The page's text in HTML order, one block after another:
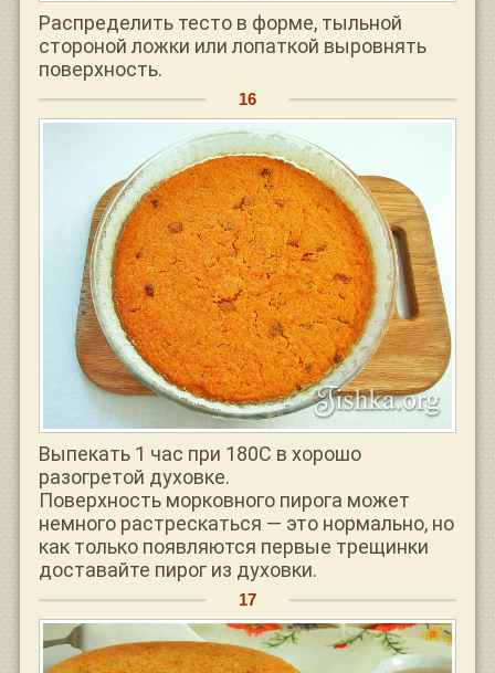
Распределить тесто в форме, тыльной
стороной ложки или лопаткой выровнять
поверхность.
Выпекать 1 час при 180С в хорошо
разогретой духовке.
Поверхность морковного пирога может
немного растрескаться — это нормально, но
как только появляются первые трещинки
доставайте пирог из духовки.